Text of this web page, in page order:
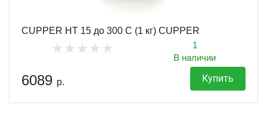
CUPPER HT 15 до 300 С (1 кг) CUPPER
1
В наличии
6089 р. Купить